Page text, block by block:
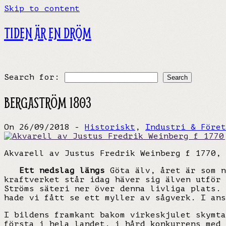
Skip to content
TIDEN ÄR EN DRÖM
Search for:
BERGASTRÖM 1803
On 26/09/2018 - Historiskt , Industri &
Akvarell av Justus Fredrik Weinberg f 1770,
Ett nedslag längs Göta älv, året är som
kraftverket står idag häver sig älven utför
Ströms säteri ner över denna livliga
hade vi fått se ett myller av sågverk. I
I bildens framkant bakom virkeskjulet